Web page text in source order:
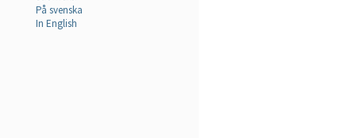
På svenska
In English